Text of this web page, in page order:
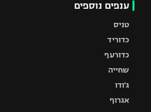
ענפים נוספים
טניס
כדוריד
כדורעף
שחייה
ג'ודו
אגרוף